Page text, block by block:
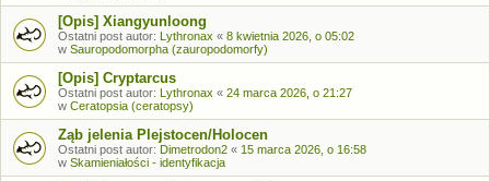
[Opis] Xiangyunloong
Ostatni post autor: Lythronax « 8 kwietnia 2026, o 05:02
w Sauropodomorpha (zauropodomorfy)
[Opis] Cryptarcus
Ostatni post autor: Lythronax « 24 marca 2026, o 21:27
w Ceratopsia (ceratopsy)
Ząb jelenia Plejstocen/Holocen
Ostatni post autor: Dimetrodon2 « 15 marca 2026, o 16:58
w Skamieniałości - identyfikacja